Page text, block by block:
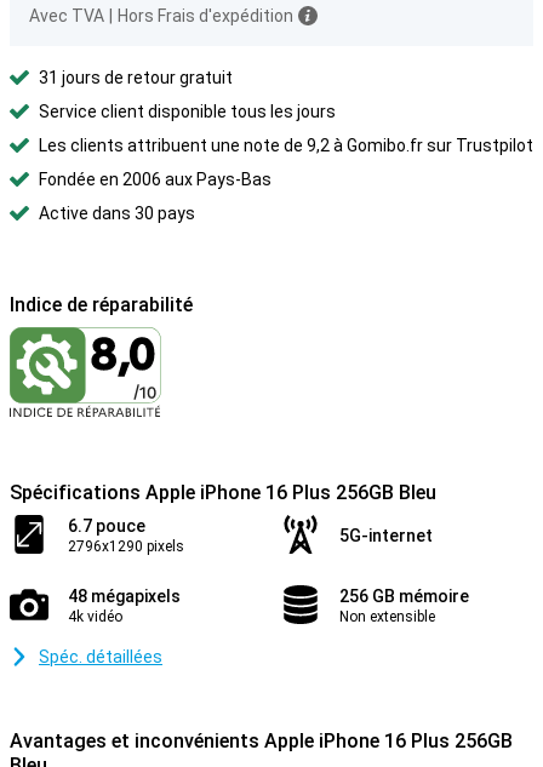
Avec TVA Hors Frais d'expédition
31 jours de retour gratuit
Service client disponible tous les jours
Les clients attribuent une note de 9,2 à Gomibo.fr sur Trustpilot
Fondée en 2006 aux Pays-Bas
Active dans 30 pays
Indice de réparabilité
Spécifications Apple iPhone 16 Plus 256GB Bleu
6.7 pouce
2796x1290 pixels
5G-internet
48 mégapixels
4k vidéo
256 GB mémoire
Non extensible
Spéc. détaillées
Avantages et inconvénients Apple iPhone 16 Plus 256GB